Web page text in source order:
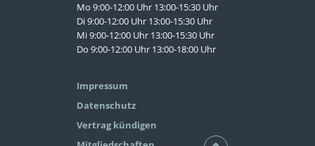
Mo 9:00-12:00 Uhr 13:00-15:30 Uhr
Di 9:00-12:00 Uhr 13:00-15:30 Uhr
Mi 9:00-12:00 Uhr 13:00-15:30 Uhr
Do 9:00-12:00 Uhr 13:00-18:00 Uhr
Impressum
Datenschutz
Vertrag kündigen